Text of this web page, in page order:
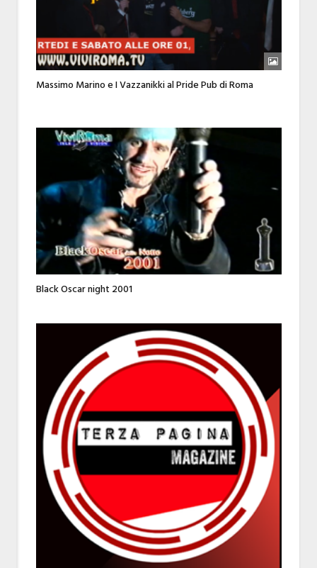
Massimo Marino e I Vazzanikki al Pride Pub di Roma
Black Oscar night 2001